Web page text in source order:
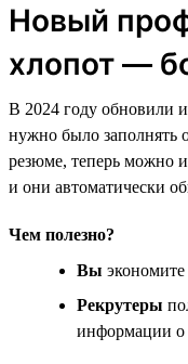
Новый
хлопот —
В 2024 году обновили
нужно было заполнять
резюме, теперь можно
и они автоматически
Чем полезно?
Вы
Рекрутеры
информации о